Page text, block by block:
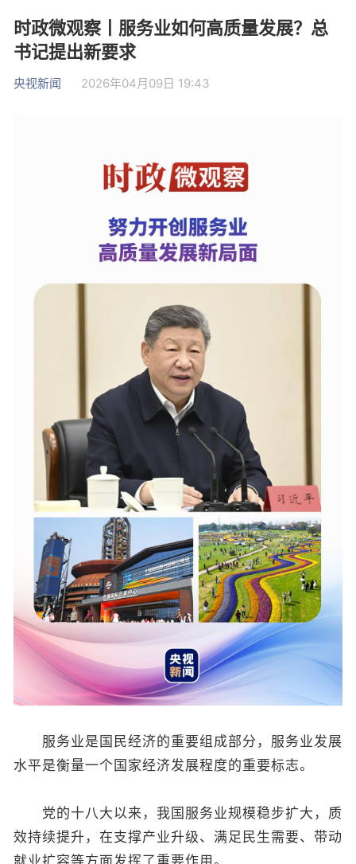
时政微观察丨服务业如何高质量发展？总
书记提出新要求
央视新闻 2026年04月09日 19:43
服务业是国民经济的重要组成部分，服务业发展
水平是衡量一个国家经济发展程度的重要标志。
党的十八大以来，我国服务业规模稳步扩大，质
效持续提升，在支撑产业升级、满足民生需要、带动